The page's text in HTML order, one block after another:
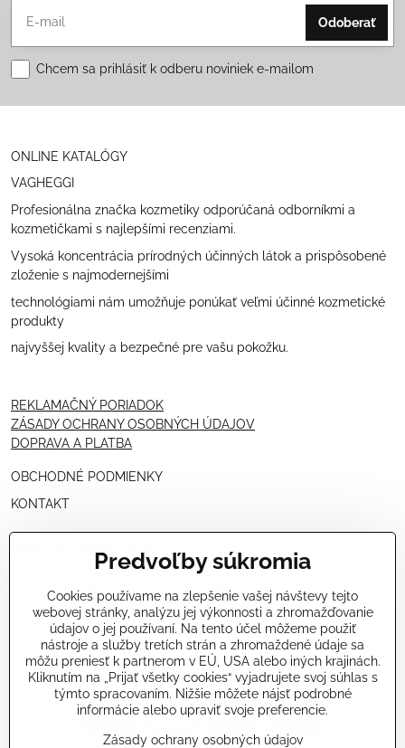
Odoberať
Chcem sa prihlásiť k odberu noviniek e-mailom
ONLINE KATALÓGY
VAGHEGGI
Profesionálna značka kozmetiky odporúčaná odborníkmi a
kozmetičkami s najlepšími recenziami.
Vysoká koncentrácia prírodných účinných látok a prispôsobené
zloženie s najmodernejšími
technológiami nám umožňuje ponúkať veľmi účinné kozmetické
produkty
najvyššej kvality a bezpečné pre vašu pokožku.
REKLAMAČNÝ PORIADOK
ZÁSADY OCHRANY OSOBNÝCH ÚDAJOV
DOPRAVA A PLATBA
OBCHODNÉ PODMIENKY
KONTAKT
PRE KOZMETIČKY
VÝHODNÁ PONUKA PRE PROFESIONÁLOV
NÁVODY OŠETRENÍ - VIDEÁ
ŠKOLENIE KOZMETIČIEK V TALIANSKU
Predvoľby súkromia
Cookies používame na zlepšenie vašej návštevy tejto
webovej stránky, analýzu jej výkonnosti a zhromažďovanie
údajov o jej používaní. Na tento účel môžeme použiť
nástroje a služby tretích strán a zhromaždené údaje sa
môžu preniesť k partnerom v EÚ, USA alebo iných krajinách.
Kliknutím na „Prijať všetky cookies“ vyjadrujete svoj súhlas s
týmto spracovaním. Nižšie môžete nájsť podrobné
informácie alebo upraviť svoje preferencie.
Zásady ochrany osobných údajov